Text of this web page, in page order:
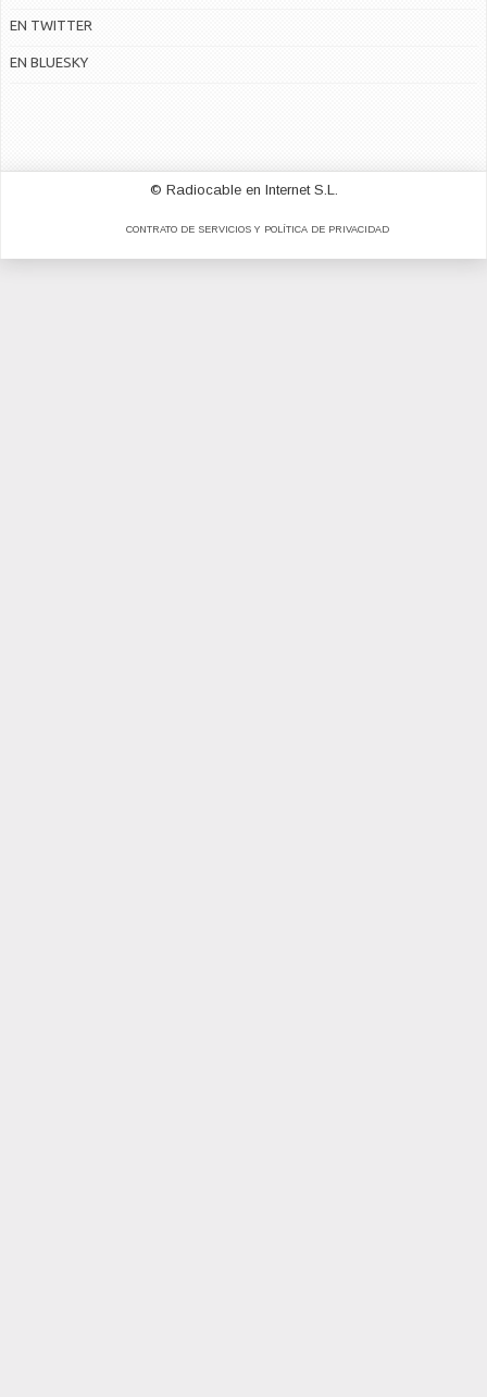
EN TWITTER
EN BLUESKY
© Radiocable en Internet S.L.
CONTRATO DE SERVICIOS Y POLÍTICA DE PRIVACIDAD